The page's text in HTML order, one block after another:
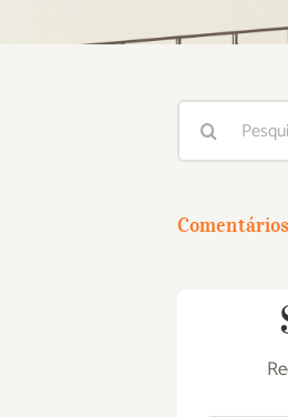
Buscar
resultados
Comentários